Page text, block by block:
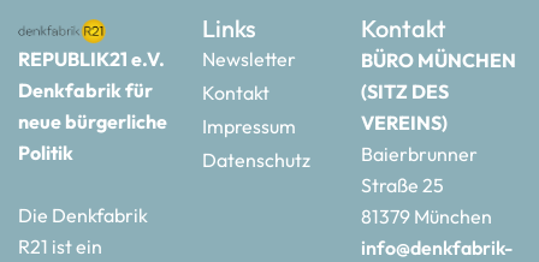
REPUBLIK21 e.V.
Denkfabrik für
neue bürgerliche
Politik
Die Denkfabrik
R21 ist ein
Links
Newsletter
Kontakt
Impressum
Datenschutz
Kontakt
BÜRO MÜNCHEN
(SITZ DES
VEREINS)
Baierbrunner
Straße 25
81379 München
info@denkfabrik-